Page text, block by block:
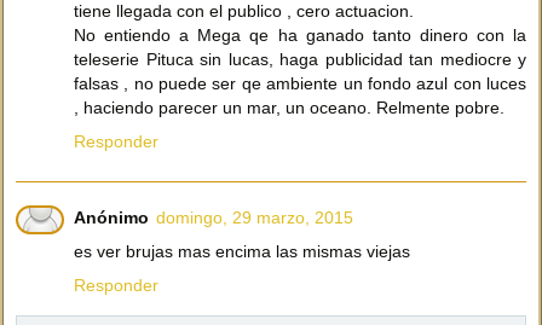
tiene llegada con el publico , cero actuacion.
No entiendo a Mega qe ha ganado tanto dinero con la
teleserie Pituca sin lucas, haga publicidad tan mediocre y
falsas , no puede ser qe ambiente un fondo azul con luces
, haciendo parecer un mar, un oceano. Relmente pobre.
Responder
Anónimo domingo, 29 marzo, 2015
es ver brujas mas encima las mismas viejas
Responder